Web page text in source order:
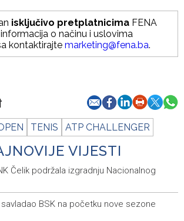
isključivo pretplatnicima FENA
o načinu i uslovima
kontaktirajte marketing@fena.ba.
TENIS ATP CHALLENGER
VIJESTI
Čelik podržala izgradnju Nacionalnog
BSK na početku nove sezone